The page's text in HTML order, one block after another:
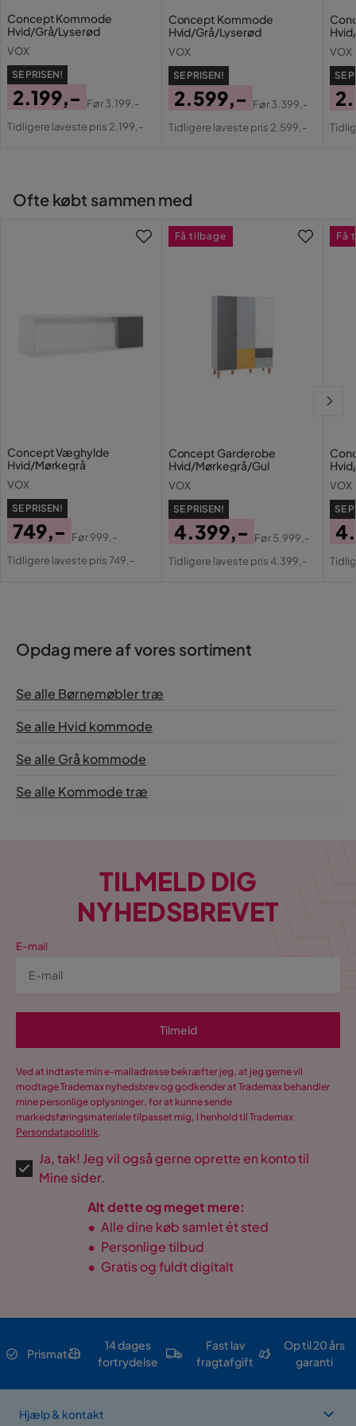
Farvenavn Mørkegrå
Stil Tidløs
Serie
Concept Kommode
Hvid/Grå/Lyserød
VOX
SE PRISEN!
Pris
2.199,-
Original
Før3.199,-
Tidligere laveste pris 2.199,-
Concept Kommode
Hvid/Grå/Lyserød
VOX
SE PRISEN!
Pris
2.599,-
Original
Før3.399,-
Tidligere laveste pris 2.599,-
VOX
SE
Ofte købt sammen med
Concept Væghylde
Hvid/Mørkegrå
VOX
SE PRISEN!
Pris
749,-
Original
Før999,-
Tidligere laveste pris 749,-
Concept Garderobe
Hvid/Mørkegrå/Gul
VOX
SE PRISEN!
Pris
4.399,-
Original
Før5.999,-
Tidligere laveste pris 4.399,-
Få tilbage
VOX
SE
Få
Opdag mere af vores sortiment
Se alle Børnemøbler træ
Se alle Hvid kommode
Se alle Grå kommode
Se alle Kommode træ
TILMELD DIG
NYHEDSBREVET
E-mail
Tilmeld
Ved at indtaste min e-mailadresse bekræfter jeg, at jeg gerne vil
modtage Trademax nyhedsbrev og godkender at Trademax behandler
mine personlige oplysninger, for at kunne sende
markedsføringsmateriale tilpasset mig, i henhold til Trademax
Persondatapolitik.
Ja, tak! Jeg vil også gerne oprette en konto til
Mine sider.
Alt dette og meget mere:
• Alle dine køb samlet ét sted
• Personlige tilbud
• Gratis og fuldt digitalt
Prismatch
14 dages
fortrydelse
Fast lav
fragtafgift
Op til 20 års
garanti
Hjælp & kontakt